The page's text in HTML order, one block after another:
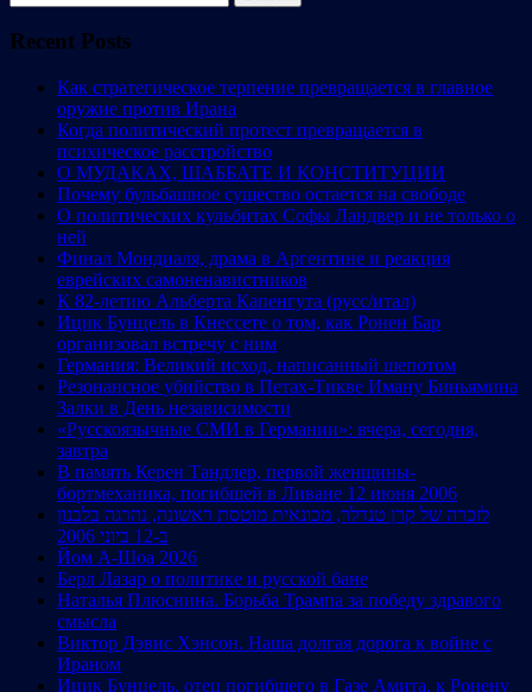
for:
Recent Posts
Как стратегическое терпение превращается в главное
оружие против Ирана
Когда политический протест превращается в
психическое расстройство
О МУДАКАХ, ШАББАТЕ И КОНСТИТУЦИИ
Почему бульбашное существо остается на свободе
О политических кульбитах Софы Ландвер и не только о
ней
Финал Мондиаля, драма в Аргентине и реакция
еврейских самоненавистников
К 82-летию Альберта Капенгута (русс/итал)
Ицик Бунцель в Кнессете о том, как Ронен Бар
организовал встречу с ним
Германия: Великий исход, написанный шепотом
Резонансное убийство в Петах-Тикве Иману Биньямина
Залки в День независимости
«Русскоязычные СМИ в Германии»: вчера, сегодня,
завтра
В память Керен Тандлер, первой женщины-
бортмеханика, погибшей в Ливане 12 июня 2006
לזכרה של קרן טנדלר, מכונאית מוטסת ראשונה, נהרגה בלבנון
ב-12 ביוני 2006
Йом А-Шоа 2026
Берл Лазар о политике и русской бане
Наталья Плюснина. Борьба Трампа за победу здравого
смысла
Виктор Дэвис Хэнсон. Наша долгая дорога к войне с
Ираном
Ицик Бунцель, отец погибшего в Газе Амита, к Ронену